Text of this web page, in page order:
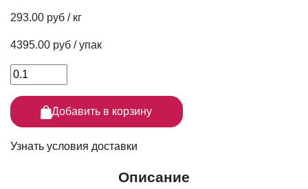
293.00 руб / кг
4395.00 руб / упак
Добавить в корзину
Узнать условия доставки
Описание